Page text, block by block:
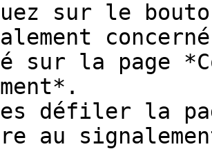
sur le
sur la page
défiler la
au